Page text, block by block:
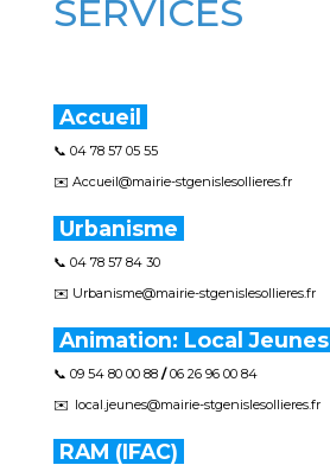
SERVICES
Accueil
📞 04 78 57 05 55
✉️ Accueil@mairie-stgenislesollieres.fr
Urbanisme
📞 04 78 57 84 30
✉️ Urbanisme@mairie-stgenislesollieres.fr
Animation: Local Jeunes
📞 09 54 80 00 88 /06 26 96 00 84
✉️ local.jeunes@mairie-stgenislesollieres.fr
RAM (IFAC)